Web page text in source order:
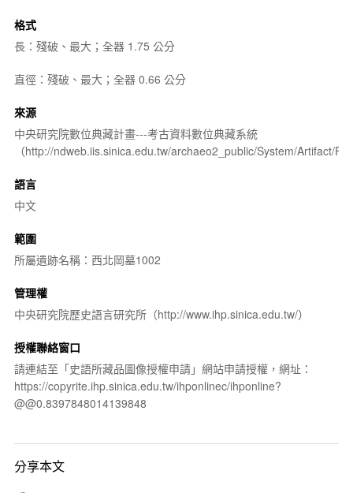
格式
長：殘破、最大；全器 1.75 公分
直徑：殘破、最大；全器 0.66 公分
來源
中央研究院數位典藏計畫---考古資料數位典藏系統
（http://ndweb.iis.sinica.edu.tw/archaeo2_public/System/Artifact/
語言
中文
範圍
所屬遺跡名稱：西北岡墓1002
管理權
中央研究院歷史語言研究所（http://www.ihp.sinica.edu.tw/）
授權聯絡窗口
請連結至「史語所藏品圖像授權申請」網站申請授權，網址：
https://copyrite.ihp.sinica.edu.tw/ihponlinec/ihponline?
@@0.8397848014139848
分享本文